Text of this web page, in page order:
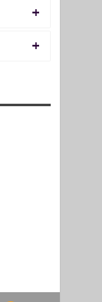
+
+